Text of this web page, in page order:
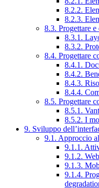
8.2.2.
8.2.3.
8.3. Progettare
8.3.1.
8.3.2.
8.4. Progettare
8.4.1.
8.4.2.
8.4.3.
8.4.4.
8.5. Progettare
8.5.1.
8.5.2. I
9. Sviluppo
9.1. Approccio
9.1.1.
9.1.2.
9.1.3.
9.1.4.